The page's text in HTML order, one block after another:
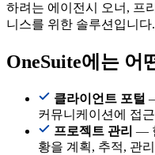
하려는 에이전시 오너, 프
니스를 위한 솔루션입니다.
OneSuite에는 어
클라이언트 포털
커뮤니케이션에 접
프로젝트 관리 —
황을 계획, 추적, 관